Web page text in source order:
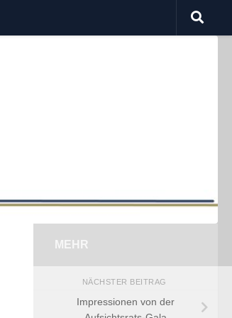
MEHR
NÄCHSTER BEITRAG
Impressionen von der